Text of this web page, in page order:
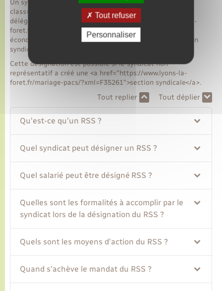
Un syndicat non représentatif peut désigner un<span
class="miseenevidence"> membre titulaire</span> de la
délégation du personnel au <a href="https://www.lyons-la-
foret.fr/mariage-pacs/?xml=F34474">comité social et
économique (CSE)</a>, comme représentant de la section
syndicale (RSS).
Cette désignation est possible si le syndicat non
représentatif a créé une <a href="https://www.lyons-la-
foret.fr/mariage-pacs/?xml=F35261">section syndicale</a>.
Tout replier Tout déplier
Qu'est-ce qu'un RSS ?
Quel syndicat peut désigner un RSS ?
Quel salarié peut être désigné RSS ?
Quelles sont les formalités à accomplir par le
syndicat lors de la désignation du RSS ?
Quels sont les moyens d'action du RSS ?
Quand s'achève le mandat du RSS ?
Tout refuser
Personnaliser